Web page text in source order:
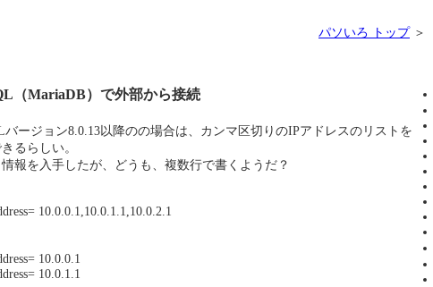
パソいろ トップ＞
（MariaDB）で外部から接続
バージョン8.0.13以降のの場合は、カンマ区切りのIPアドレスのリストを
るらしい。
情報を入手したが、どうも、複数行で書くようだ？
10.0.0.1,10.0.1.1,10.0.2.1
10.0.0.1
10.0.1.1